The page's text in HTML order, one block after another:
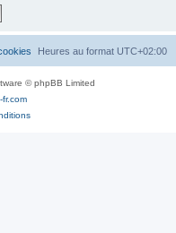
h
Heures au format UTC+02:00
© phpBB Limited